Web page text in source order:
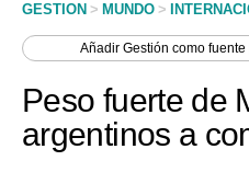
Perú
GESTION > MUNDO >
AñadirGestión como fuente
Peso fuerte de
argentinos a